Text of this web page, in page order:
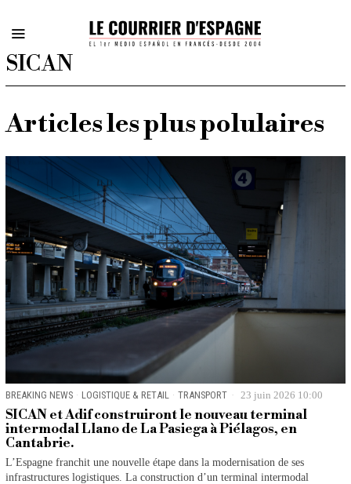
SICAN
Articles les plus polulaires
BREAKING NEWS · LOGISTIQUE & RETAIL · TRANSPORT 23 juin 2026 10:00
SICAN et Adif construiront le nouveau terminal
intermodal Llano de La Pasiega à Piélagos, en
Cantabrie.
L’Espagne franchit une nouvelle étape dans la modernisation de ses
infrastructures logistiques. La construction d’un terminal intermodal